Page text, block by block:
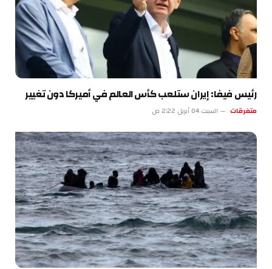
رئيس فيفا: إيران ستلعب كأس العالم في أميركا دون تغيير
متفرقات السبت 04 أبريل 2:22 ص